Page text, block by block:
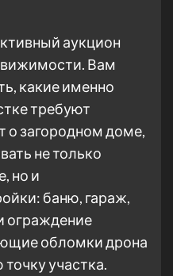
аукцион
Вам
какие именно
требуют
о загородном доме,
не только
но и
баню, гараж,
ограждение
обломки дрона
участка.